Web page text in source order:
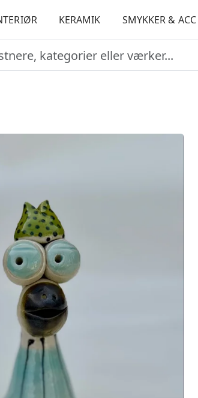
KERAMIK SMYKKER & ACC